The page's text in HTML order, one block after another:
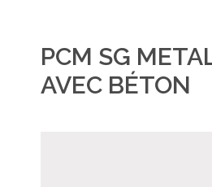
PCM SG
AVEC BÉTON